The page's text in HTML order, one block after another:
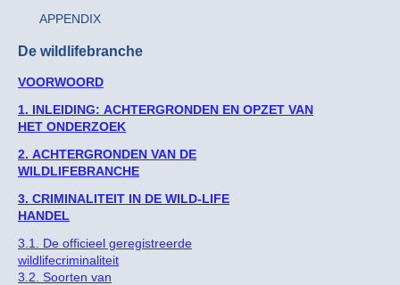
APPENDIX
De wildlifebranche
VOORWOORD
1. INLEIDING: ACHTERGRONDEN EN OPZET VAN
HET ONDERZOEK
2. ACHTERGRONDEN VAN DE
WILDLIFEBRANCHE
3. CRIMINALITEIT IN DE WILD-LIFE
HANDEL
3.1. De officieel geregistreerde
wildlifecriminaliteit
3.2. Soorten van